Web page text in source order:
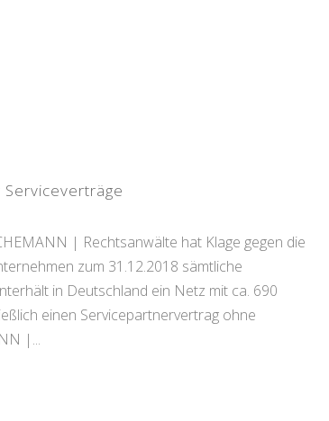
Serviceverträge
| Rechtsanwälte hat Klage gegen die
zum 31.12.2018 sämtliche
in Deutschland ein Netz mit ca. 690
einen Servicepartnervertrag ohne
|...